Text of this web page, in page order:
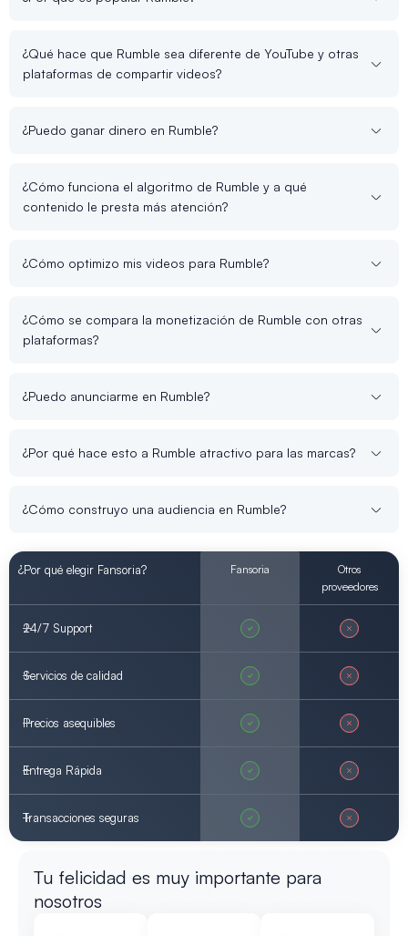
¿Qué hace que Rumble sea diferente de YouTube y otras
plataformas de compartir videos?
¿Puedo ganar dinero en Rumble?
¿Cómo funciona el algoritmo de Rumble y a qué
contenido le presta más atención?
¿Cómo optimizo mis videos para Rumble?
¿Cómo se compara la monetización de Rumble con otras
plataformas?
¿Puedo anunciarme en Rumble?
¿Por qué hace esto a Rumble atractivo para las marcas?
¿Cómo construyo una audiencia en Rumble?
¿Por qué elegir Fansoria? Fansoria
Otros
proveedores
24/7 Support
Servicios de calidad
Precios asequibles
Entrega Rápida
Transacciones seguras
Tu felicidad es muy importante para
nosotros